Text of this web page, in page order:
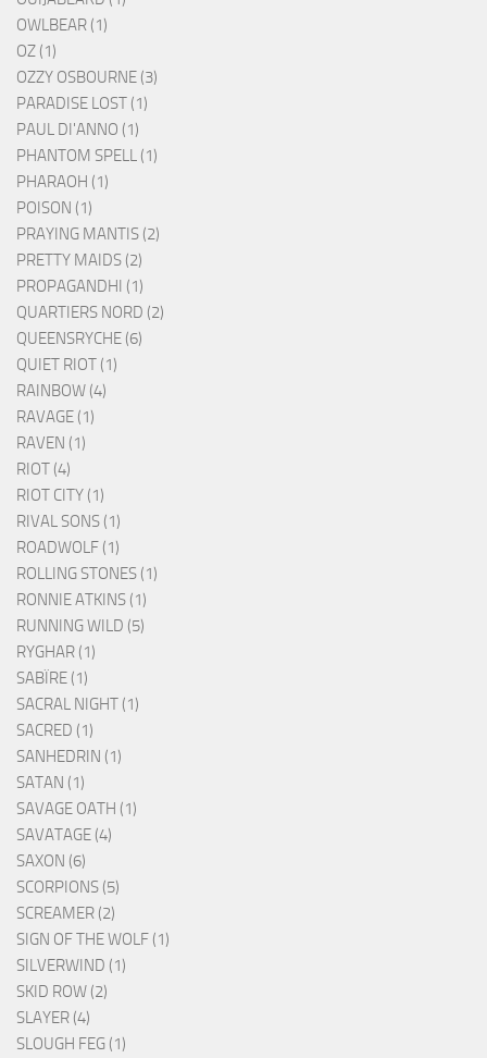
OWLBEAR (1)
OZ (1)
OZZY OSBOURNE (3)
PARADISE LOST (1)
PAUL DI'ANNO (1)
PHANTOM SPELL (1)
PHARAOH (1)
POISON (1)
PRAYING MANTIS (2)
PRETTY MAIDS (2)
PROPAGANDHI (1)
QUARTIERS NORD (2)
QUEENSRYCHE (6)
QUIET RIOT (1)
RAINBOW (4)
RAVAGE (1)
RAVEN (1)
RIOT (4)
RIOT CITY (1)
RIVAL SONS (1)
ROADWOLF (1)
ROLLING STONES (1)
RONNIE ATKINS (1)
RUNNING WILD (5)
RYGHAR (1)
SABÏRE (1)
SACRAL NIGHT (1)
SACRED (1)
SANHEDRIN (1)
SATAN (1)
SAVAGE OATH (1)
SAVATAGE (4)
SAXON (6)
SCORPIONS (5)
SCREAMER (2)
SIGN OF THE WOLF (1)
SILVERWIND (1)
SKID ROW (2)
SLAYER (4)
SLOUGH FEG (1)